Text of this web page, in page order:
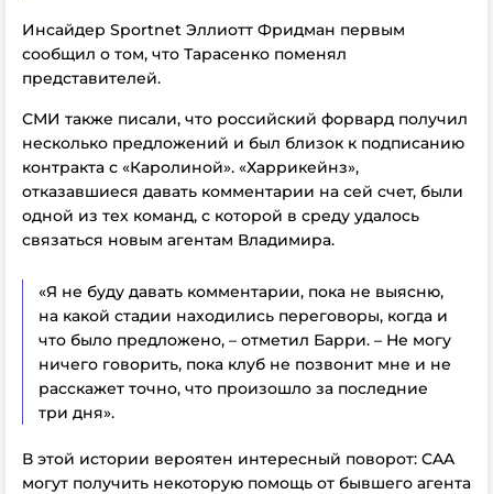
Инсайдер Sportnet Эллиотт Фридман первым
сообщил о том, что Тарасенко поменял
представителей.
СМИ также писали, что российский форвард получил
несколько предложений и был близок к подписанию
контракта с «Каролиной». «Харрикейнз»,
отказавшиеся давать комментарии на сей счет, были
одной из тех команд, с которой в среду удалось
связаться новым агентам Владимира.
«Я не буду давать комментарии, пока не выясню,
на какой стадии находились переговоры, когда и
что было предложено, – отметил Барри. – Не могу
ничего говорить, пока клуб не позвонит мне и не
расскажет точно, что произошло за последние
три дня».
В этой истории вероятен интересный поворот: CAA
могут получить некоторую помощь от бывшего агента